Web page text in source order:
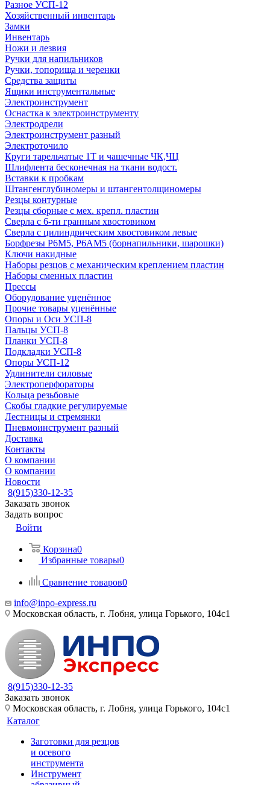
Разное УСП-12
Хозяйственный инвентарь
Замки
Инвентарь
Ножи и лезвия
Ручки для напильников
Ручки, топорища и черенки
Средства защиты
Ящики инструментальные
Электроинструмент
Оснастка к электроинструменту
Электродрели
Электроинструмент разный
Электроточило
Круги тарельчатые 1Т и чашечные ЧК,ЧЦ
Шлифлента бесконечная на ткани водост.
Вставки к пробкам
Штангенглубиномеры и штангентолщиномеры
Резцы контурные
Резцы сборные с мех. крепл. пластин
Сверла с 6-ти гранным хвостовиком
Сверла с цилиндрическим хвостовиком левые
Борфрезы Р6М5, Р6АМ5 (борнапильники, шарошки)
Ключи накидные
Наборы резцов с механическим креплением пластин
Наборы сменных пластин
Прессы
Оборудование уценённое
Прочие товары уценённые
Опоры и Оси УСП-8
Пальцы УСП-8
Планки УСП-8
Подкладки УСП-8
Опоры УСП-12
Удлинители силовые
Электроперфораторы
Кольца резьбовые
Скобы гладкие регулируемые
Лестницы и стремянки
Пневмоинструмент разный
Доставка
Контакты
О компании
О компании
Новости
8(915)330-12-35
Заказать звонок
Задать вопрос
Войти
Корзина0
Избранные товары0
Сравнение товаров0
info@inpo-express.ru
Московская область, г. Лобня, улица Горького, 104с1
8(915)330-12-35
Заказать звонок
Московская область, г. Лобня, улица Горького, 104с1
Каталог
Заготовки для резцов
и осевого
инструмента
Инструмент